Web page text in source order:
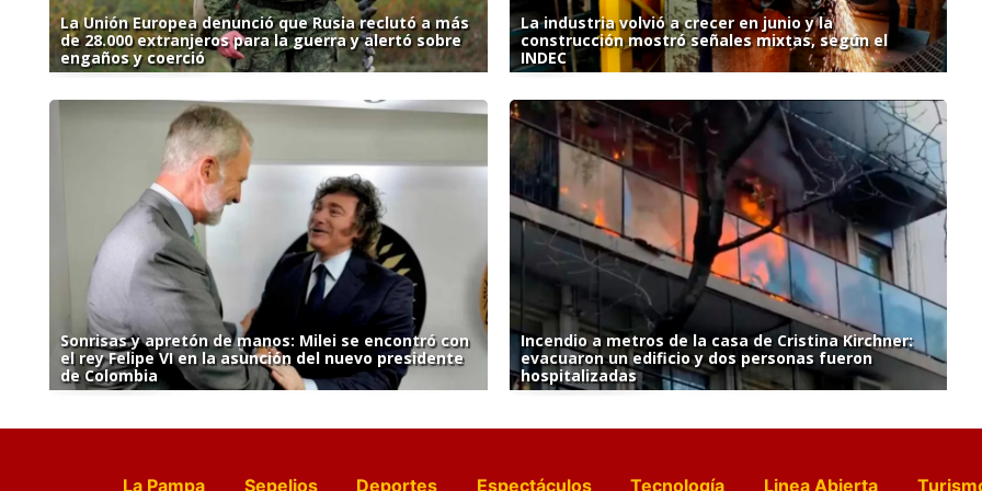
La Unión Europea denunció que Rusia reclutó a más
de 28.000 extranjeros para la guerra y alertó sobre
engaños y coerció
La industria volvió a crecer en junio y la
construcción mostró señales mixtas, según el
INDEC
Sonrisas y apretón de manos: Milei se encontró con
el rey Felipe VI en la asunción del nuevo presidente
de Colombia
Incendio a metros de la casa de Cristina Kirchner:
evacuaron un edificio y dos personas fueron
hospitalizadas
La Pampa Sepelios Deportes Espectáculos Tecnología Linea Abierta